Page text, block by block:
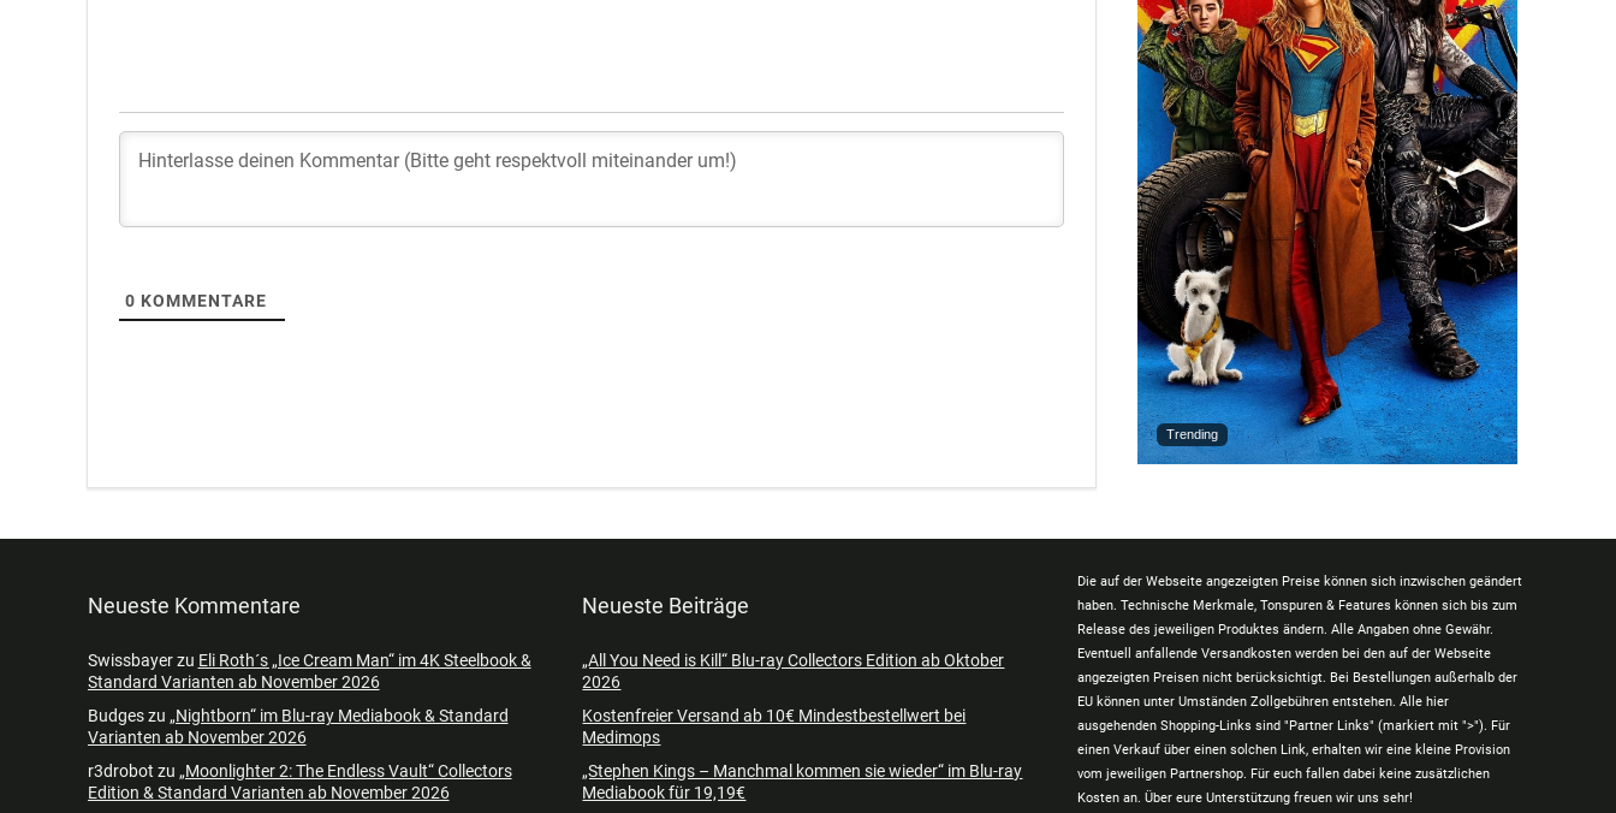
0 KOMMENTARE
Trending
Neueste Kommentare
Swissbayerzu Eli Roth´s „Ice Cream Man“ im 4K Steelbook &
Standard Varianten ab November 2026
Budgeszu „Nightborn“ im Blu-ray Mediabook & Standard
Varianten ab November 2026
r3drobot zu „Moonlighter 2: The Endless Vault“ Collectors
Edition & Standard Varianten ab November 2026
Neueste Beiträge
„All You Need is Kill“ Blu-ray Collectors Edition ab Oktober
2026
Kostenfreier Versand ab 10€ Mindestbestellwert bei
Medimops
„Stephen Kings – Manchmal kommen sie wieder“ im Blu-ray
Mediabook für 19,19€
Die auf der Webseite angezeigten Preise können sich inzwischen geändert
haben. Technische Merkmale, Tonspuren & Features können sich bis zum
Release des jeweiligen Produktes ändern. Alle Angaben ohne Gewähr.
Eventuell anfallende Versandkosten werden bei den auf der Webseite
angezeigten Preisen nicht berücksichtigt. Bei Bestellungen außerhalb der
EU können unter Umständen Zollgebühren entstehen. Alle hier
ausgehenden Shopping-Links sind "Partner Links" (markiert mit ">"). Für
einen Verkauf über einen solchen Link, erhalten wir eine kleine Provision
vom jeweiligen Partnershop. Für euch fallen dabei keine zusätzlichen
Kosten an. Über eure Unterstützung freuen wir uns sehr!